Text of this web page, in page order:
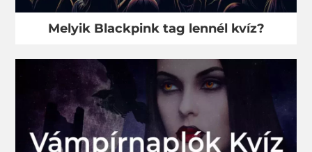
Melyik Blackpink tag lennél kvíz?